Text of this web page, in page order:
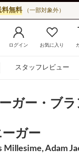
料無料 （一部対象外）
ログイン お気に入り
スタッフレビュー
ガー・ブ
ガー
Millesime, Adam